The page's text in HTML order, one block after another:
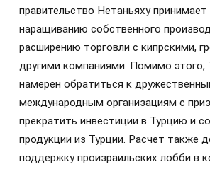
правительство Нетаньяху
наращиванию собственного
расширению торговли с кипрскими,
другими компаниями. Помимо этого,
намерен обратиться к
международным организациям с
прекратить инвестиции в Турцию и
продукции из Турции. Расчет также
поддержку произраильских лобби в